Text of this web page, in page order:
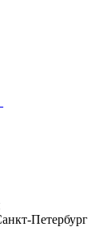
Петербург